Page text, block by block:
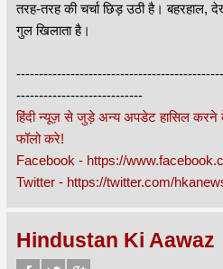
तरह-तरह की चर्चा छिड़ उठी है। बहरहाल,
गुल खिलाता है।
----------------------------
हिंदी न्यूज़ से जुड़े अन्य अपडेट हासिल
फॉलो करे!
Facebook - https://
Twitter - https://twitter.com/
Hindustan Ki Aawaz